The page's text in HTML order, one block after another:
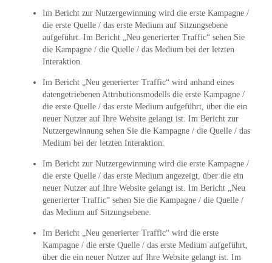
Im Bericht zur Nutzergewinnung wird die erste Kampagne /
die erste Quelle / das erste Medium auf Sitzungsebene
aufgeführt. Im Bericht „Neu generierter Traffic“ sehen Sie
die Kampagne / die Quelle / das Medium bei der letzten
Interaktion.
Im Bericht „Neu generierter Traffic“ wird anhand eines
datengetriebenen Attributionsmodells die erste Kampagne /
die erste Quelle / das erste Medium aufgeführt, über die ein
neuer Nutzer auf Ihre Website gelangt ist. Im Bericht zur
Nutzergewinnung sehen Sie die Kampagne / die Quelle / das
Medium bei der letzten Interaktion.
Im Bericht zur Nutzergewinnung wird die erste Kampagne /
die erste Quelle / das erste Medium angezeigt, über die ein
neuer Nutzer auf Ihre Website gelangt ist. Im Bericht „Neu
generierter Traffic“ sehen Sie die Kampagne / die Quelle /
das Medium auf Sitzungsebene.
Im Bericht „Neu generierter Traffic“ wird die erste
Kampagne / die erste Quelle / das erste Medium aufgeführt,
über die ein neuer Nutzer auf Ihre Website gelangt ist. Im